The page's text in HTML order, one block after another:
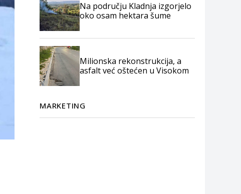
Na području Kladnja izgorjelo
oko osam hektara šume
Milionska rekonstrukcija, a
asfalt već oštećen u Visokom
MARKETING